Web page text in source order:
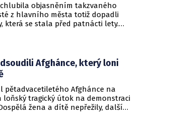
objasněním takzvaného
z hlavního města totiž dopadli
která se stala před patnácti lety.
Afghánce, který loni
pětadvacetiletého Afghánce na
loňský tragický útok na demonstraci
žena a dítě nepřežily, další